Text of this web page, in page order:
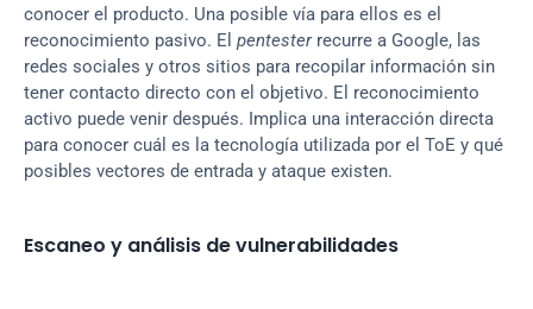
conocer el producto. Una posible vía para ellos es el
reconocimiento pasivo. El pentester recurre a Google, las
redes sociales y otros sitios para recopilar información sin
tener contacto directo con el objetivo. El reconocimiento
activo puede venir después. Implica una interacción directa
para conocer cuál es la tecnología utilizada por el ToE y qué
posibles vectores de entrada y ataque existen.
Escaneo y análisis de vulnerabilidades